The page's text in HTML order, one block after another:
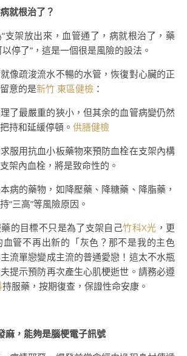
就根治了？
支架放出來，血管通了，病就根治了，藥
以停了”，這是一個很是風險的設法。
像疏浚流水不暢的水管，恢復對心臟的正
意的是新竹 東區健檢 ：
了最嚴重的狹小，但其余的血管病變仍然
持和延緩停頓。 供膳健檢
服用抗血小板藥物來預防血栓在支架內構
架內血栓，將是致命性的。
病的藥物，如降壓藥、降糖藥、降脂藥，
“三高”等風險原因。
的目標不只是為了支架自己竹科X光 ，更
血管不再出新的「灰色？那不是我的主色
流單戀變成主流的普通愛戀！這太不水瓶
提示預防再次產生心肌梗逝世。請務必遵
持服藥，按期復查，保證性命安康。
麻，能夠是腦梗電子訊號